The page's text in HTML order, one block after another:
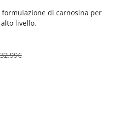
formulazione di carnosina per
livello.
32.99€